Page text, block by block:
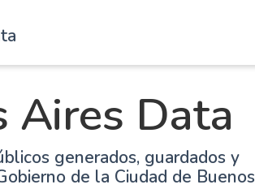
Aires Data
generados, guardados y
de la Ciudad de Buenos